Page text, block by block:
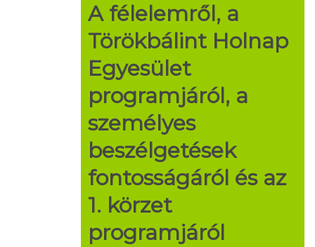
A félelemről, a
Törökbálint Holnap
Egyesület
programjáról, a
személyes
beszélgetések
fontosságáról és az
1. körzet
programjáról